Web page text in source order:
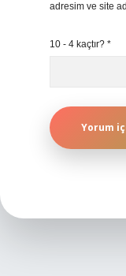
adresim ve site
10 - 4 kaçtır? *